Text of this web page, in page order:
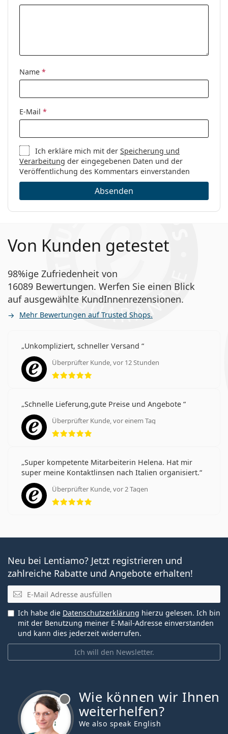
Name *
E-Mail *
Ich erkläre mich mit derSpeicherung und
Verarbeitung der eingegebenen Daten und der
Veröffentlichung des Kommentars einverstanden
Absenden
Von Kunden getestet
98%ige Zufriedenheit von
16089 Bewertungen. Werfen Sie einen Blick
auf ausgewählte KundInnenrezensionen.
Mehr Bewertungen auf Trusted Shops.
Unkompliziert, schneller Versand
Überprüfter Kunde, vor 12 Stunden
Bewertung 5 aus 5
Schnelle Lieferung,gute Preise und Angebote
Überprüfter Kunde, vor einem Tag
Bewertung 5 aus 5
Super kompetente Mitarbeiterin Helena. Hat mir
super meine Kontaktlinsen nach Italien organisiert.
Überprüfter Kunde, vor 2 Tagen
Bewertung 5 aus 5
Neu bei Lentiamo? Jetzt registrieren und
zahlreiche Rabatte und Angebote erhalten!
E-Mail
Ich will den Newsletter.
Ich habe die Datenschutzerklärung hierzu gelesen. Ich bin
mit der Benutzung meiner E-Mail-Adresse einverstanden
und kann dies jederzeit widerrufen.
Wie können wir Ihnen
weiterhelfen?
We also speak English